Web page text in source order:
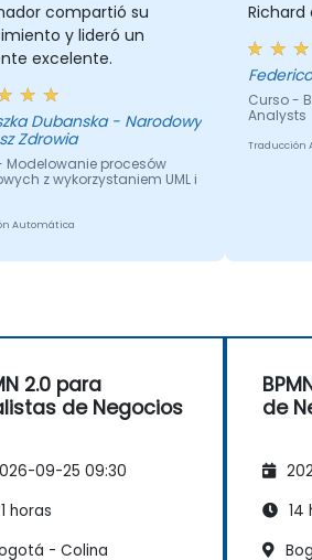
compartió su
y lideró un
excelente.
Dubanska - Narodowy
Zdrowia
Modelowanie procesów
z wykorzystaniem UML i
Automática
Richard
Curso -
Analysts
Traducción
2.0 para
de Negocios
09-25 09:30
horas
- Colina
de
14